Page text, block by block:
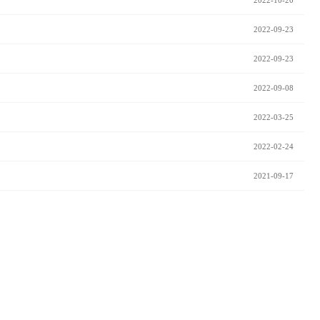
2022-09-23
2022-09-23
2022-09-08
2022-03-25
2022-02-24
2021-09-17